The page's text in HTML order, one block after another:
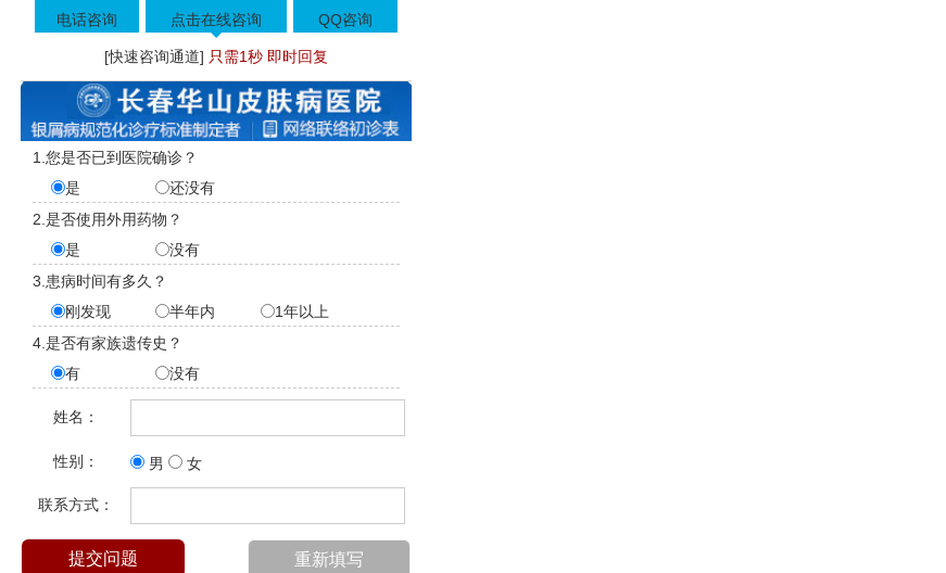
电话咨询 点击在线咨询 QQ咨询
[快速咨询通道] 只需1秒 即时回复
1.您是否已到医院确诊？
是
还没有
2.是否使用外用药物？
是
没有
3.患病时间有多久？
刚发现
半年内
1年以上
4.是否有家族遗传史？
有
没有
姓名：
性别： 男 女
联系方式：